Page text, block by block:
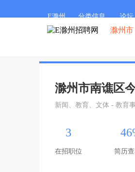
E滁州 分类信息 论坛
滁州市
滁州市南谯区
新闻、教育、文体 - 教育
3
在招职位 简历